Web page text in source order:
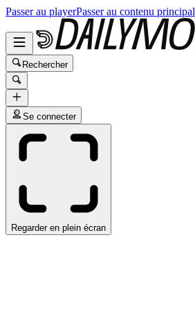
Passer au playerPasser au contenu principal
Rechercher
Se connecter
Regarder en plein écran